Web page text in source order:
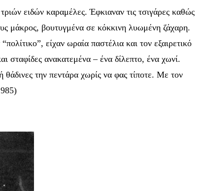
ειδών καραμέλες. Έφκιαναν τις τσιγάρες καθώς
μάκρος, βουτυγμένα σε κόκκινη λυωμένη ζάχαρη.
είχαν ωραία παστέλια και τον εξαιρετικό
σταφίδες ανακατεμένα – ένα δίλεπτο, ένα χωνί.
την πεντάρα χωρίς να φας τίποτε. Με τον